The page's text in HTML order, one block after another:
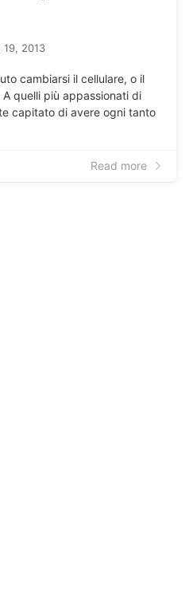
19, 2013
cambiarsi il cellulare, o il
A quelli più appassionati di
capitato di avere ogni tanto
Read more